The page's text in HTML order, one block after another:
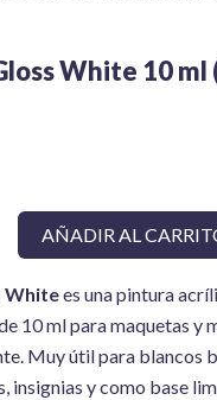
White 10 ml
AÑADIR AL
Whitees una pintura
10 ml para maquetas y
Muy útil para blancos
insignias y como base